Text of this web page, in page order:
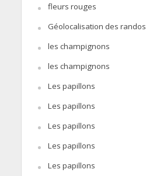
fleurs rouges
Géolocalisation des randos
les champignons
les champignons
Les papillons
Les papillons
Les papillons
Les papillons
Les papillons